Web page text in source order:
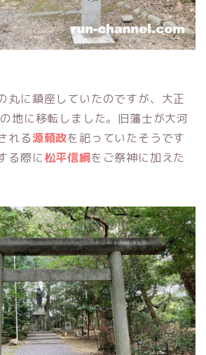
丸に鎮座していたのですが、大正
地に移転しました。旧藩士が大河
れる源頼政を祀っていたそうです
る際に松平信綱をご祭神に加えた